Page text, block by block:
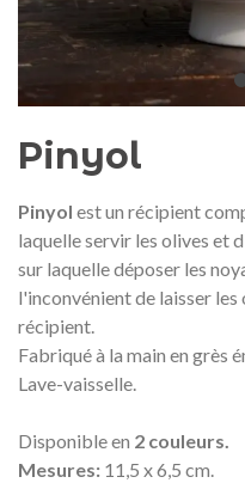
Pinyol
Pinyol est un récipient
laquelle servir les olives et
sur laquelle déposer les
l'inconvénient de laisser les
récipient.
Fabriqué à la main en grès
Lave-vaisselle.
Disponible en 2 couleurs.
Mesures: 11,5 x 6,5 cm.
Ajouter au panier